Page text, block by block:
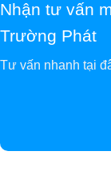
Nhận tư vấn
Trường Phát
Tư vấn nhanh tại